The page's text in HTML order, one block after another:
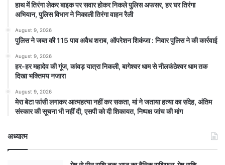
हाथ मेंं तिरंगा लेकर बाइक पर सवार होकर निकले पुलिस अफसर, हर घर तिरंगा
अभियान, पुलिस विभाग ने निकाली तिरंगा वाहन रैली
August 9, 2026
पुलिस ने जब्त की 115 पाव अवैध शराब, ऑपरेशन शिकंजा : निवार पुलिस ने की कार्रवाई
August 9, 2026
हर-हर महादेव की गूंज, कांवड़ यात्रा निकली, बागेश्वर धाम से नीलकंठेश्वर धाम तक
दिखा भक्तिमय नजारा
August 9, 2026
मेरा बेटा फांसी लगाकर आत्महत्या नहीं कर सकता, मां ने जताया हत्या का संदेह, अंतिम
संस्कार की सूचना भी नहीं दी, एसपी को दी शिकायत, निष्पक्ष जांच की मांग
अध्यात्म